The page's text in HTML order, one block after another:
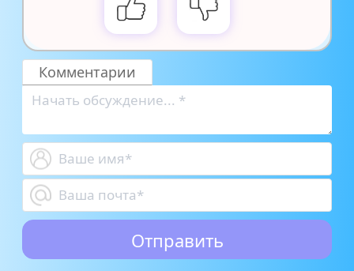
Комментарии